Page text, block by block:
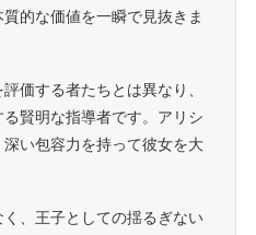
的な価値を一瞬で見抜きま
価する者たちとは異なり、
賢明な指導者です。アリシ
い包容力を持って彼女を大
、王子としての揺るぎない